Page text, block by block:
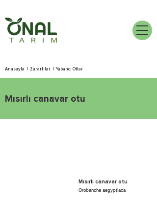
Anasayfa Zararlılar Yabancı Otlar
Mısırlı canavar otu
Mısırlı canavar otu
Orobanche aegyptiaca